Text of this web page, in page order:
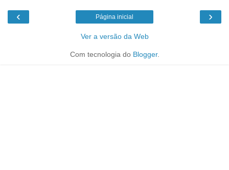
‹ ›
Página inicial
Ver a versão da Web
Com tecnologia do Blogger.